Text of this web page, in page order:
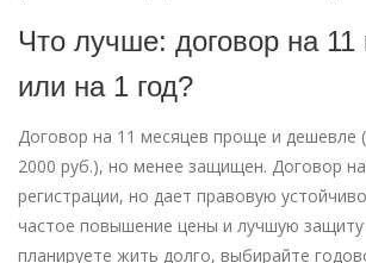
Что лучше: договор на 11
или на 1 год?
Договор на 11 месяцев проще и дешевле
2000 руб.), но менее защищен. Договор
регистрации, но дает правовую
частое повышение цены и лучшую защиту
планируете жить долго, выбирайте